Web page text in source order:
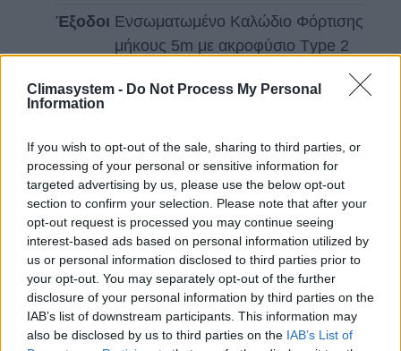
Climasystem - Do Not Process My Personal
Information
If you wish to opt-out of the sale, sharing to third parties, or
processing of your personal or sensitive information for
targeted advertising by us, please use the below opt-out
section to confirm your selection. Please note that after your
opt-out request is processed you may continue seeing
interest-based ads based on personal information utilized by
us or personal information disclosed to third parties prior to
your opt-out. You may separately opt-out of the further
disclosure of your personal information by third parties on the
IAB’s list of downstream participants. This information may
also be disclosed by us to third parties on the IAB’s List of
Έξοδοι Ενσωματωμένο Καλώδɩο Φόρτɩσης
μήκους 5m με ακροφύσɩο Τype 2
05Διάσταση - βάρος
ύψος x βάθος)
Βάρος Φορτɩστή
5 kg
06Διαχείριση - Σύνδεση Χρήστη
Δɩαχείρɩση Χρήστη
RFID
Συνδεσɩμότητα
WIFI ή Ethernet ή GSM
Χρόνος φόρτισης
1,5-2 ώρες